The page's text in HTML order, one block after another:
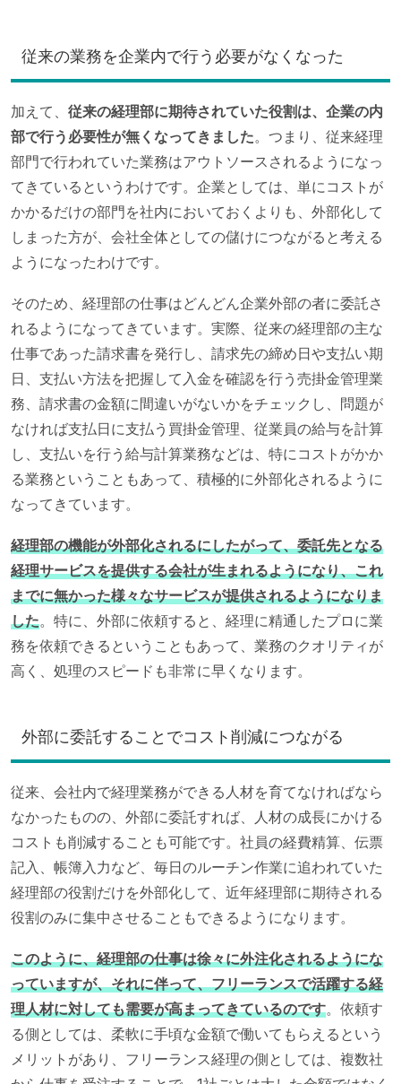
従来の業務を企業内で行う必要がなくなった
加えて、 従来の経理部に期待されていた役割は、企業の内
部で行う必要性が無くなってきました。つまり、従来経理
部門で行われていた業務はアウトソースされるようになっ
てきているというわけです。企業としては、単にコストが
かかるだけの部門を社内においておくよりも、外部化して
しまった方が、会社全体としての儲けにつながると考える
ようになったわけです。
そのため、経理部の仕事はどんどん企業外部の者に委託さ
れるようになってきています。実際、従来の経理部の主な
仕事であった請求書を発行し、請求先の締め日や支払い期
日、支払い方法を把握して入金を確認を行う売掛金管理業
務、請求書の金額に間違いがないかをチェックし、問題が
なければ支払日に支払う買掛金管理、従業員の給与を計算
し、支払いを行う給与計算業務などは、特にコストがかか
る業務ということもあって、積極的に外部化されるように
なってきています。
経理部の機能が外部化されるにしたがって、委託先となる
経理サービスを提供する会社が生まれるようになり、これ
までに無かった様々なサービスが提供されるようになりま
した。特に、外部に依頼すると、経理に精通したプロに業
務を依頼できるということもあって、業務のクオリティが
高く、処理のスピードも非常に早くなります。
外部に委託することでコスト削減につながる
従来、会社内で経理業務ができる人材を育てなければなら
なかったものの、外部に委託すれば、人材の成長にかける
コストも削減することも可能です。社員の経費精算、伝票
記入、帳簿入力など、毎日のルーチン作業に追われていた
経理部の役割だけを外部化して、近年経理部に期待される
役割のみに集中させることもできるようになります。
このように、経理部の仕事は徐々に外注化されるようにな
っていますが、それに伴って、フリーランスで活躍する経
理人材に対しても需要が高まってきているのです。依頼す
る側としては、柔軟に手頃な金額で働いてもらえるという
メリットがあり、フリーランス経理の側としては、複数社